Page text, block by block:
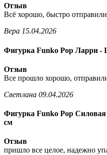
Отзыв
Всё хорошо, быстро
Вера 15.04.2026
Фигурка Funko Pop Ларри -
Отзыв
Все прошло хорошо,
Светлана 09.04.2026
Фигурка Funko Pop
см
Отзыв
пришло все целое, надежно